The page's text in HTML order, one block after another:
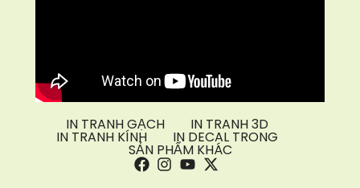
IN TRANH GẠCH IN TRANH 3D
IN TRANH KÍNH IN DECAL TRONG
SẢN PHẨM KHÁC